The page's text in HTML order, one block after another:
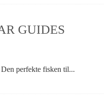
GUIDES
Den perfekte fisken til...